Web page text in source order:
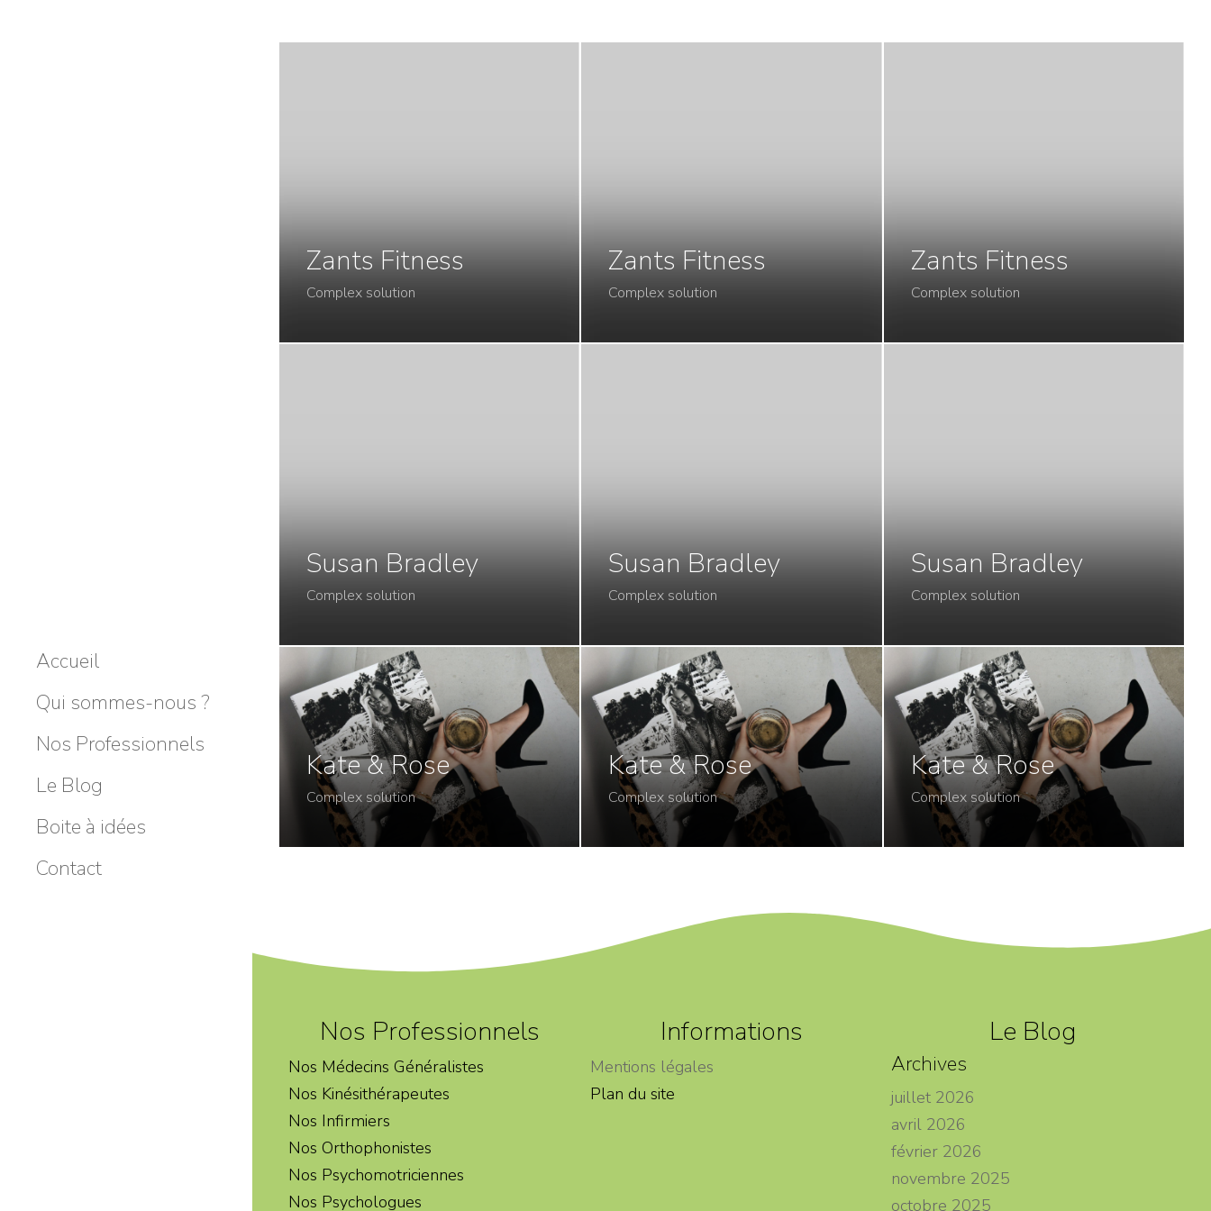
Accueil
Qui sommes-nous ?
Nos Professionnels
Le Blog
Boite à idées
Contact
Zants Fitness
Complex solution
Zants Fitness
Complex solution
Zants Fitness
Complex solution
Susan Bradley
Complex solution
Susan Bradley
Complex solution
Susan Bradley
Complex solution
Kate & Rose
Complex solution
Kate & Rose
Complex solution
Kate & Rose
Complex solution
Nos Professionnels
Nos Médecins Généralistes
Nos Kinésithérapeutes
Nos Infirmiers
Nos Orthophonistes
Nos Psychomotriciennes
Nos Psychologues
Informations
Mentions légales
Plan du site
Le Blog
Archives
juillet 2026
avril 2026
février 2026
novembre 2025
octobre 2025